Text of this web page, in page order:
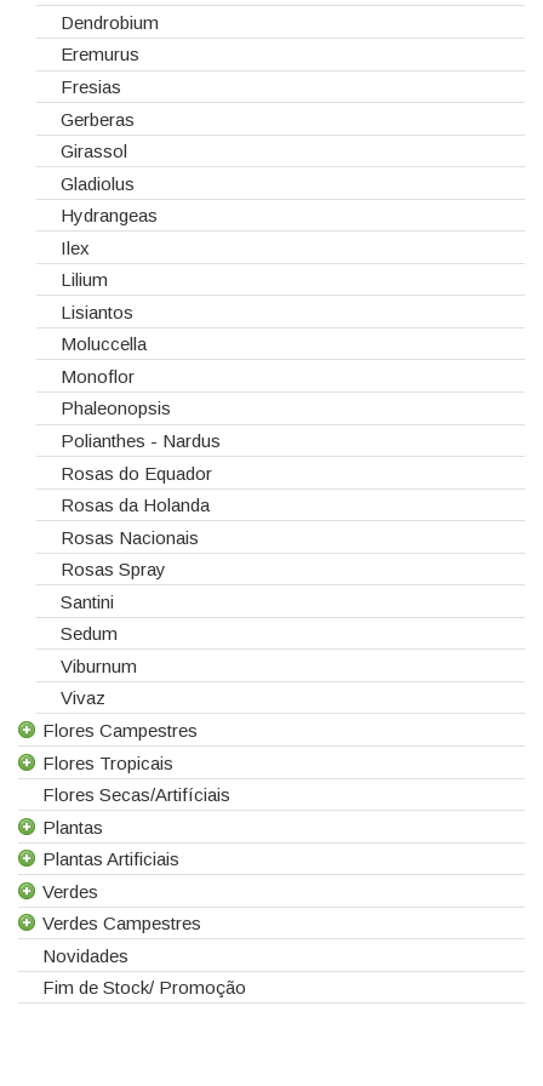
Vidros
Dendrobium
Eremurus
Fresias
Gerberas
Girassol
Gladiolus
Hydrangeas
Ilex
Lilium
Lisiantos
Moluccella
Monoflor
Phaleonopsis
Polianthes - Nardus
Rosas do Equador
Rosas da Holanda
Rosas Nacionais
Rosas Spray
Santini
Sedum
Viburnum
Vivaz
Flores Campestres
Todas as Flores Campestres
Anigozanthos
Alstroemeria
Alchemilla
Amaranthus
Aster
Astilbe
Astrancia
Flores Tropicais
Todas as Flores Tropicais
Alpinias
Berzelias
Brunias
Curcuma
Gloriosas
Helicónias
Flores Secas/Artifíciais
Plantas
Todas as Plantas
Gerbera de Vaso
Phalaenopsis
Sanseverina
Plantas Artificiais
Todas as Plantas Artificiais
Suculentas Artificiais
Verdes
Todos os Verdes
Asparagus
Aspidistra
Verdes Campestres
Todos os Verdes Campestres
Eucaliptos
Novidades
Fim de Stock/ Promoção